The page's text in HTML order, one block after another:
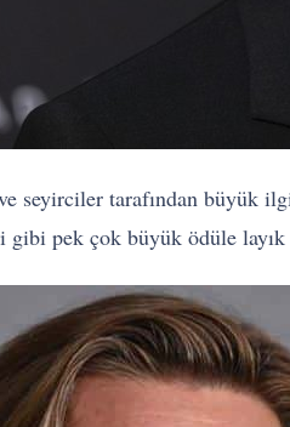
seyirciler tarafından büyük
pek çok büyük ödüle